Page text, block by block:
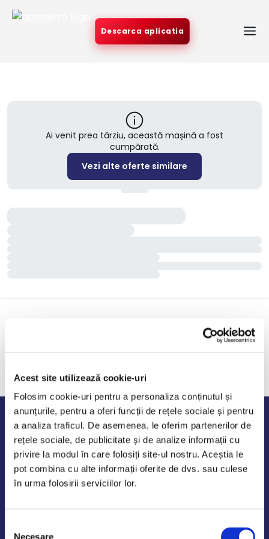
Acest site utilizează cookie-uri
Folosim cookie-uri pentru a personaliza conținutul și
anunțurile, pentru a oferi funcții de rețele sociale și pentru
a analiza traficul. De asemenea, le oferim partenerilor de
rețele sociale, de publicitate și de analize informații cu
privire la modul în care folosiți site-ul nostru. Aceștia le
pot combina cu alte informații oferite de dvs. sau culese
în urma folosirii serviciilor lor.
Necesare
Descarca aplicatia
Ai venit prea târziu, această mașină a fost
cumpărată.
Vezi alte oferte similare
Program de lucru
Luni - Vineri: 09:00-18:00
Sambata - Duminica: 10:00-14:00